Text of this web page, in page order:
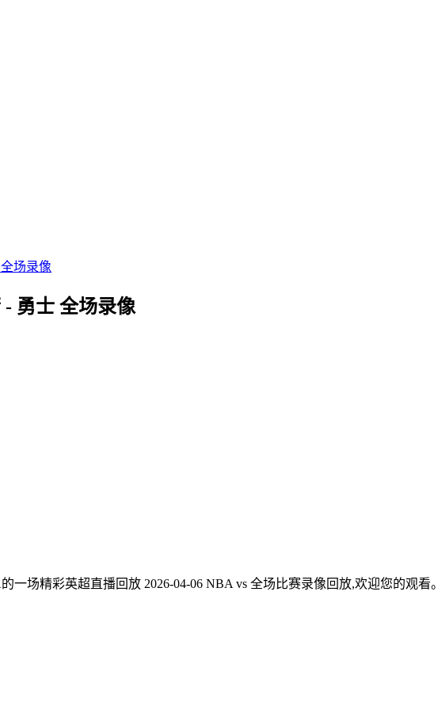
场录像
- 勇士 全场录像
一场精彩英超直播回放 2026-04-06 NBA vs 全场比赛录像回放,欢迎您的观看。